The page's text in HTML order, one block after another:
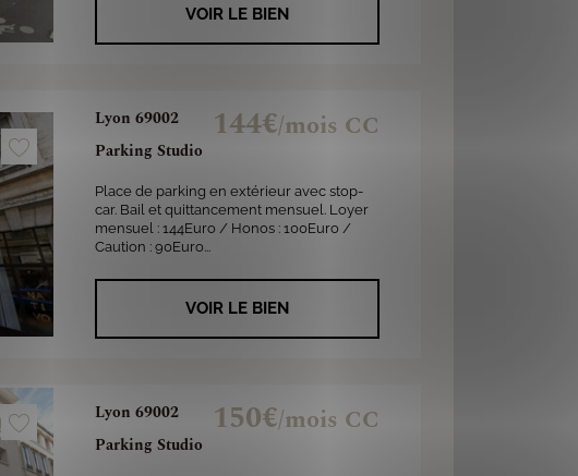
VOIR LE BIEN
Lyon 69002
Parking Studio
144€/mois CC
Place de parking en extérieur avec stop-
car. Bail et quittancement mensuel. Loyer
mensuel : 144Euro / Honos : 100Euro /
Caution : 90Euro...
VOIR LE BIEN
Lyon 69002
Parking Studio
150€/mois CC